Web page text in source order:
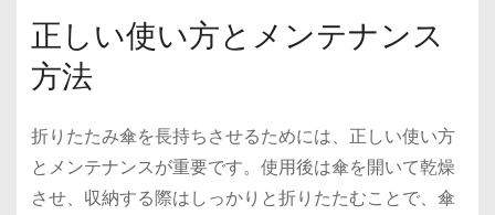
正しい使い方とメンテナンス
方法
折りたたみ傘を長持ちさせるためには、正しい使い方
とメンテナンスが重要です。使用後は傘を開いて乾燥
させ、収納する際はしっかりと折りたたむことで、傘